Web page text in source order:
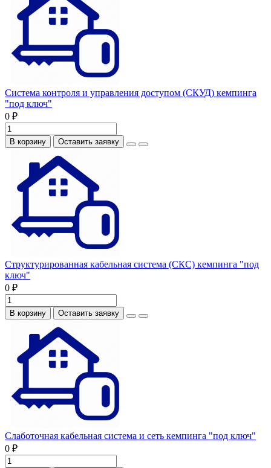
Система контроля и управления доступом (СКУД) кемпинга
"под ключ"
0 ₽
В корзину Оставить заявку
Структурированная кабельная система (СКС) кемпинга "под
ключ"
0 ₽
В корзину Оставить заявку
Слаботочная кабельная система и сеть кемпинга "под ключ"
0 ₽